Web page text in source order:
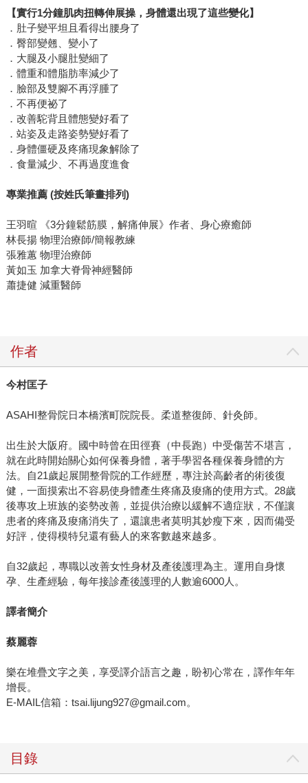
【實行1分鐘肌肉扭轉伸展操，身體還出現了這些變化】
．肚子變平坦且看得出腰身了
．臀部變翹、變小了
．大腿及小腿肚變細了
．體重和體脂肪率減少了
．臉部及雙腳不再浮腫了
．不再便祕了
．改善駝背且體態變好看了
．站姿及走路姿勢變好看了
．身體僵硬及疼痛現象解除了
．食量減少、不再過度進食
專業推薦 (按姓氏筆畫排列)
王羽暄 《3分鐘鬆筋膜，解痛伸展》作者、身心療癒師
林長揚 物理治療師/簡報教練
張雅蕙 物理治療師
黃如玉 加拿大脊骨神經醫師
蕭捷健 減重醫師
作者
今村匡子
ASAHI整骨院日本橋濱町院院長。柔道整復師、針灸師。
出生於大阪府。國中時曾在田徑賽（中長跑）中受傷苦不堪言，
就在此時開始關心如何保養身體，著手學習各種保養身體的方
法。自21歲起展開整骨院的工作經歷，專注於高齡者的術後復
健，一面摸索出不容易使身體產生疼痛及痠痛的使用方式。28歲
後專攻上班族的姿勢改善，並提供治療以緩解不適症狀，不僅讓
患者的疼痛及痠痛消失了，還讓患者莫明其妙瘦下來，因而備受
好評，使得模特兒還有藝人的來客數越來越多。
自32歲起，專職以改善女性身材及產後護理為主。運用自身懷
孕、生產經驗，每年接診產後護理的人數逾6000人。
譯者簡介
蔡麗蓉
樂在堆疊文字之美，享受譯介語言之趣，盼初心常在，譯作年年
增長。
E-MAIL信箱：tsai.lijung927@gmail.com。
目錄